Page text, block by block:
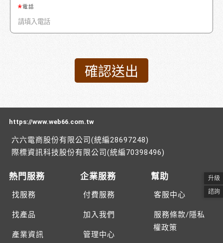
電話
https://www.web66.com.tw
六六電商股份有限公司(統編28697248)
際標資訊科技股份有限公司(統編70398496)
熱門服務
找服務
找產品
產業資訊
企業服務
付費服務
加入我們
管理中心
幫助
客服中心
服務條款/隱私
權政策
升級
諮詢